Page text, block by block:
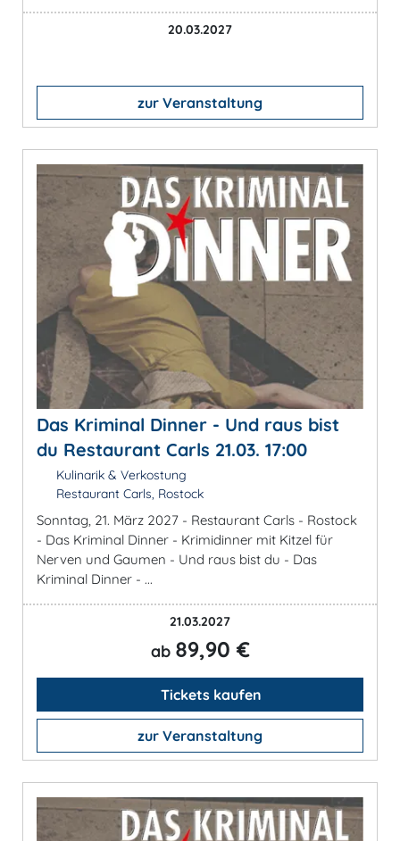
20.03.2027
zur Veranstaltung
Das Kriminal Dinner - Und raus bist
du Restaurant Carls 21.03. 17:00
Kulinarik & Verkostung
Restaurant Carls, Rostock
Sonntag, 21. März 2027 - Restaurant Carls - Rostock
- Das Kriminal Dinner - Krimidinner mit Kitzel für
Nerven und Gaumen - Und raus bist du - Das
Kriminal Dinner - ...
21.03.2027
ab 89,90 €
Tickets kaufen
zur Veranstaltung